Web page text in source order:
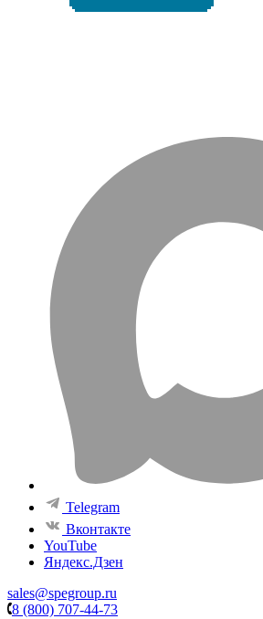
Telegram
Вконтакте
YouTube
Яндекс.Дзен
sales@spegroup.ru
8 (800) 707-44-73